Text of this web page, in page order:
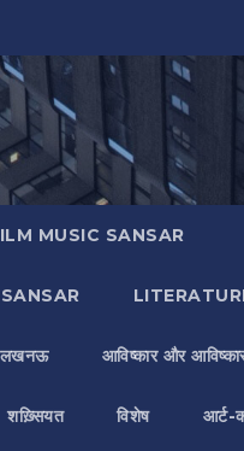
MUSIC SANSAR
लखनऊ आविष्कार और
शख़्सियत विशेष आर्ट-